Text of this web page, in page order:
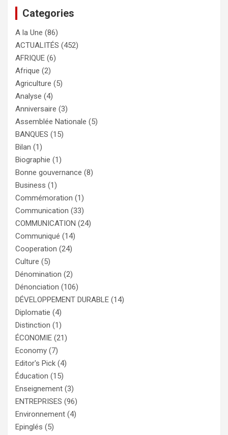
Categories
A la Une (86)
ACTUALITÉS (452)
AFRIQUE (6)
Afrique (2)
Agriculture (5)
Analyse (4)
Anniversaire (3)
Assemblée Nationale (5)
BANQUES (15)
Bilan (1)
Biographie (1)
Bonne gouvernance (8)
Business (1)
Commémoration (1)
Communication (33)
COMMUNICATION (24)
Communiqué (14)
Cooperation (24)
Culture (5)
Dénomination (2)
Dénonciation (106)
DÉVELOPPEMENT DURABLE (14)
Diplomatie (4)
Distinction (1)
ÉCONOMIE (21)
Economy (7)
Editor's Pick (4)
Éducation (15)
Enseignement (3)
ENTREPRISES (96)
Environnement (4)
Epinglés (5)